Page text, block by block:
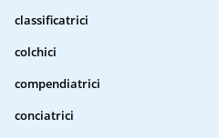
classificatrici
colchici
compendiatrici
conciatrici